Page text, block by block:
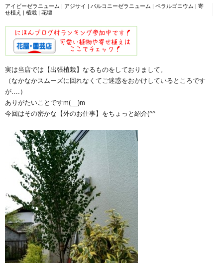
アイビーゼラニューム | アジサイ | バルコニーゼラニューム | ペラルゴニウム | 寄
せ植え | 植栽 | 花壇
実は当店では【出張植栽】なるものをしておりまして。
（なかなかスムーズに回れなくてご迷惑をおかけしているところです
が….）
ありがたいことですm(__)m
今回はその密かな【外のお仕事】をちょっと紹介(^^ゞ